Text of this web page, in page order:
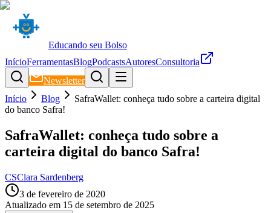
Educando seu Bolso
InícioFerramentasBlogPodcastsAutoresConsultoria
Newsletter
Início
Blog
SafraWallet: conheça tudo sobre a carteira digital
do banco Safra!
SafraWallet: conheça tudo sobre a
carteira digital do banco Safra!
CSClara Sardenberg
3 de fevereiro de 2020
Atualizado em 15 de setembro de 2025